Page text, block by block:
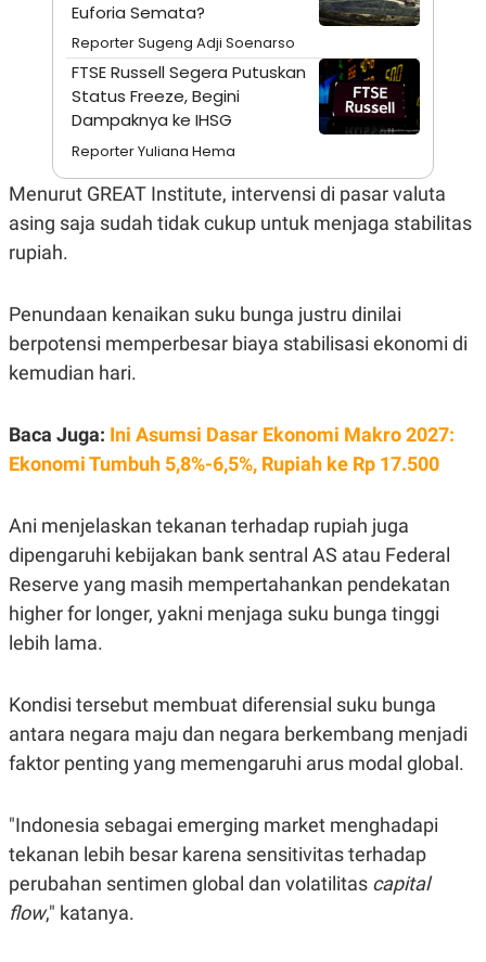
A
N
E
A
I
P
U
T
A
T
A
I
M
E
K
O
N
T
V
L
I
S
K
N
T
A
P
E
S
S
Euforia Semata?
Reporter Sugeng Adji Soenarso
FTSE Russell Segera Putuskan
Status Freeze, Begini
Dampaknya ke IHSG
Reporter Yuliana Hema
Menurut GREAT Institute, intervensi di pasar valuta
asing saja sudah tidak cukup untuk menjaga stabilitas
rupiah.
Penundaan kenaikan suku bunga justru dinilai
berpotensi memperbesar biaya stabilisasi ekonomi di
kemudian hari.
Baca Juga: Ini Asumsi Dasar Ekonomi Makro 2027:
Ekonomi Tumbuh 5,8%-6,5%, Rupiah ke Rp 17.500
Ani menjelaskan tekanan terhadap rupiah juga
dipengaruhi kebijakan bank sentral AS atau Federal
Reserve yang masih mempertahankan pendekatan
higher for longer, yakni menjaga suku bunga tinggi
lebih lama.
Kondisi tersebut membuat diferensial suku bunga
antara negara maju dan negara berkembang menjadi
faktor penting yang memengaruhi arus modal global.
"Indonesia sebagai emerging market menghadapi
tekanan lebih besar karena sensitivitas terhadap
perubahan sentimen global dan volatilitas capital
flow," katanya.